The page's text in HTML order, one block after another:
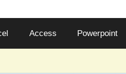
Access Powerpoint